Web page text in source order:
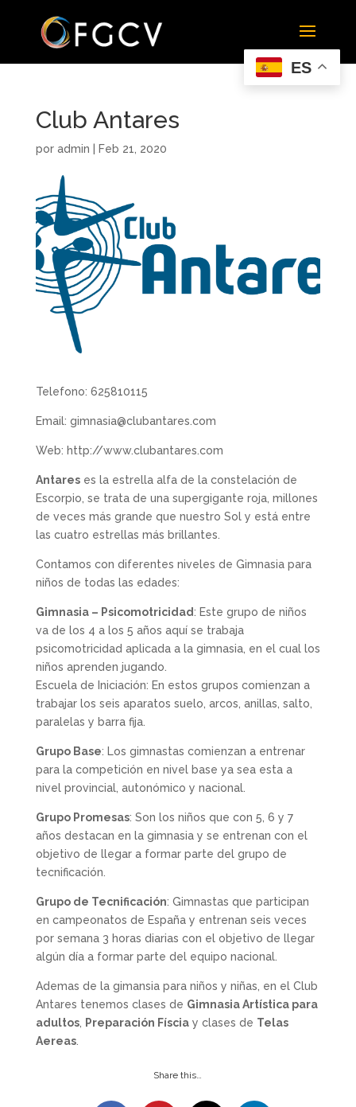
Club Antares
por admin Feb 21, 2020
Telefono: 625810115
Email: gimnasia@clubantares.com
Web: http://www.clubantares.com
Antareses la estrella alfa de la constelación de
Escorpio, se trata de una supergigante roja, millones
de veces más grande que nuestro Sol y está entre
las cuatro estrellas más brillantes.
Contamos con diferentes niveles de Gimnasia para
niños de todas las edades:
Gimnasia – Psicomotricidad: Este grupo de niños
va de los 4 a los 5 años aquí se trabaja
psicomotricidad aplicada a la gimnasia, en el cual los
niños aprenden jugando.
Escuela de Iniciación: En estos grupos comienzan a
trabajar los seis aparatos suelo, arcos, anillas, salto,
paralelas y barra fija.
Grupo Base: Los gimnastas comienzan a entrenar
para la competición en nivel base ya sea esta a
nivel provincial, autonómico y nacional.
Grupo Promesas: Son los niños que con 5, 6 y 7
años destacan en la gimnasia y se entrenan con el
objetivo de llegar a formar parte del grupo de
tecnificación.
Grupo de Tecnificación: Gimnastas que participan
en campeonatos de España y entrenan seis veces
por semana 3 horas diarias con el objetivo de llegar
algún día a formar parte del equipo nacional.
Ademas de la gimansia para niños y niñas, en el Club
Antares tenemos clases de Gimnasia Artística para
adultos, Preparación Físciay clases de Telas
Aereas.
Share this…
ES